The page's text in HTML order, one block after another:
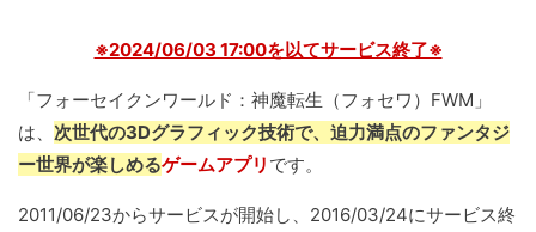
※2024/06/03 17:00を以てサービス終了※
「フォーセイクンワールド：神魔転生（フォセワ）FWM」
は、 次世代の3Dグラフィック技術で、迫力満点のファンタジ
ー世界が楽しめるゲームアプリ です。
2011/06/23からサービスが開始し、2016/03/24にサービス終